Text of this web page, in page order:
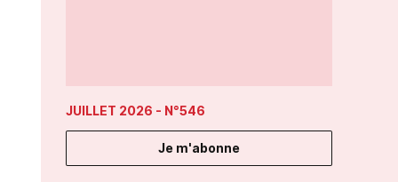
JUILLET 2026 - N°546
Je m'abonne